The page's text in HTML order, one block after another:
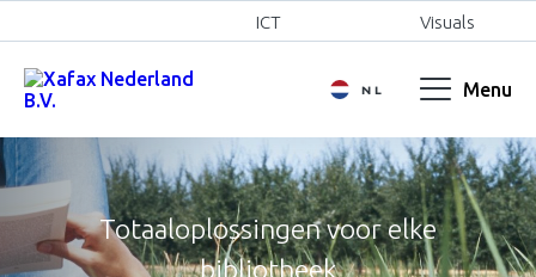
ICT Visuals
NL
EN
FR
Menu
Totaaloplossingen voor elke
bibliotheek